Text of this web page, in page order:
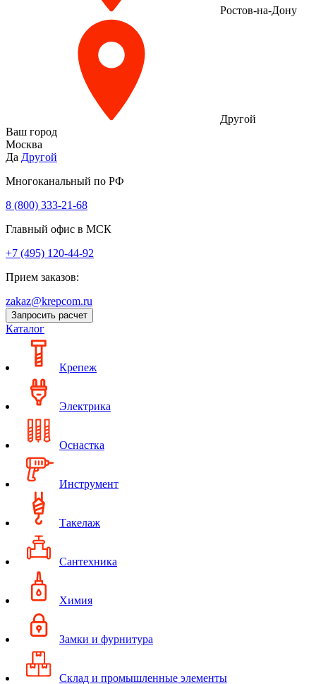
Ростов-на-Дону
Другой
Ваш город
Москва
Да Другой
Многоканальный по РФ
8 (800) 333‑21-68
Главный офис в МСК
+7 (495) 120-44-92
Прием заказов:
zakaz@krepcom.ru
Запросить расчет
Каталог
Крепеж
Электрика
Оснастка
Инструмент
Такелаж
Сантехника
Химия
Замки и фурнитура
Склад и промышленные элементы